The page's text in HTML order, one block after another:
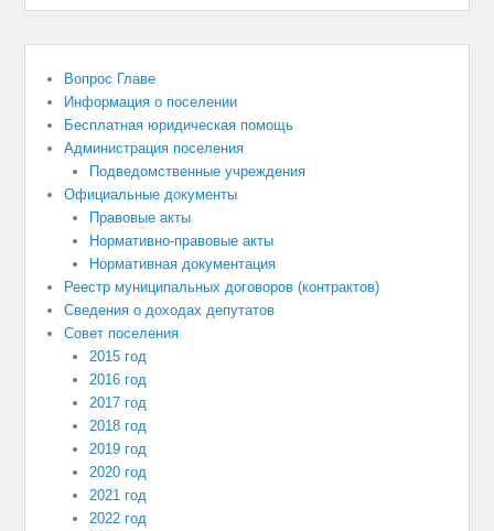
Вопрос Главе
Информация о поселении
Бесплатная юридическая помощь
Администрация поселения
Подведомственные учреждения
Официальные документы
Правовые акты
Нормативно-правовые акты
Нормативная документация
Реестр муниципальных договоров (контрактов)
Сведения о доходах депутатов
Совет поселения
2015 год
2016 год
2017 год
2018 год
2019 год
2020 год
2021 год
2022 год